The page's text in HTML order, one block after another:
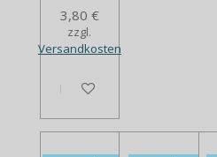
3,80 €
zzgl.
Versandkosten
In den Warenkorb